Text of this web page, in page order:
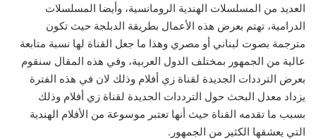
العديد من المسلسلات الهندية الرومانسية، وأيضا المسلسلات
الدرامية، تهتم بعرض هذه الأعمال بطريقة الدبلجة حيث تكون
مترجمة بصوت لبناني أو مصري وهذا ما جعل القناة لها نسبة متابعة
عالية من الجمهور بمختلف الدول العربية، وفي هذه المقال سنقوم
بعرض الترددات الجديدة لقناة زي أفلام وذلك لان في هذه الفترة
يزداد معدل البحث حول الترددات الجديدة لقناة زي أفلام وذلك
بسبب ما تقدمه القناة حيث أنها تعتبر موسوعة من الأفلام الهندية
التي يعشقها الكثير من الجمهور.